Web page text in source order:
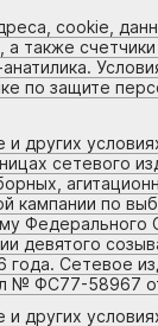
cookie,
а также
по защите
других
сетевого
кампании по
Федерального
девятого
года. Сетевое
№ ФС77-58967
других